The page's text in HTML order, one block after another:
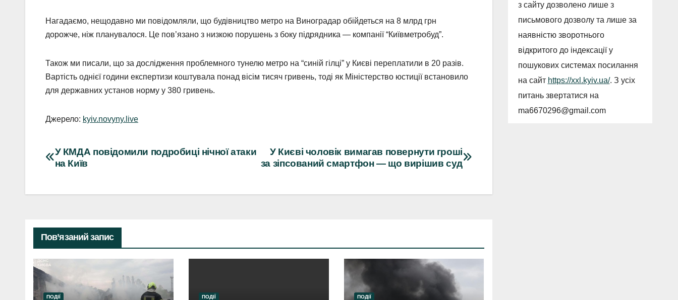
Нагадаємо, нещодавно ми повідомляли, що будівництво метро на Виноградар обійдеться на 8 млрд грн
дорожче, ніж планувалося. Це пов’язано з низкою порушень з боку підрядника — компанії “Київметробуд”.
Також ми писали, що за дослідження проблемного тунелю метро на “синій гілці” у Києві переплатили в 20 разів.
Вартість однієї години експертизи коштувала понад вісім тисяч гривень, тоді як Міністерство юстиції встановило
для державних установ норму у 380 гривень.
Джерело: kyiv.novyny.live
Навігація
У Києві чоловік вимагав повернути гроші
за зіпсований смартфон — що вирішив суд
У КМДА повідомили подробиці нічної атаки
на Київ
Пов’язаний запис
ПОДІЇ ПОДІЇ ПОДІЇ
з сайту дозволено лише з
письмового дозволу та лише за
наявністю зворотнього
відкритого до індексації у
пошукових системах посилання
на сайт https://xxl.kyiv.ua/. З усіх
питань звертатися на
ma6670296@gmail.com